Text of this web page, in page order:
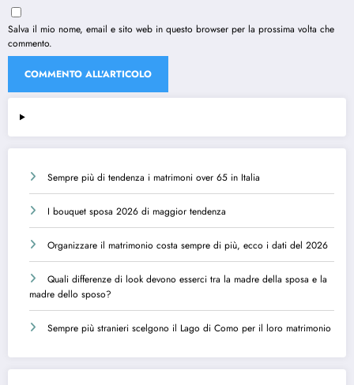
Salva il mio nome, email e sito web in questo browser per la prossima volta che
commento.
Sempre più di tendenza i matrimoni over 65 in Italia
I bouquet sposa 2026 di maggior tendenza
Organizzare il matrimonio costa sempre di più, ecco i dati del 2026
Quali differenze di look devono esserci tra la madre della sposa e la
madre dello sposo?
Sempre più stranieri scelgono il Lago di Como per il loro matrimonio